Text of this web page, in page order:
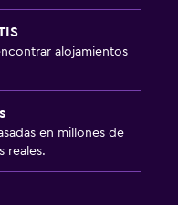
alojamientos
en millones de
reales.